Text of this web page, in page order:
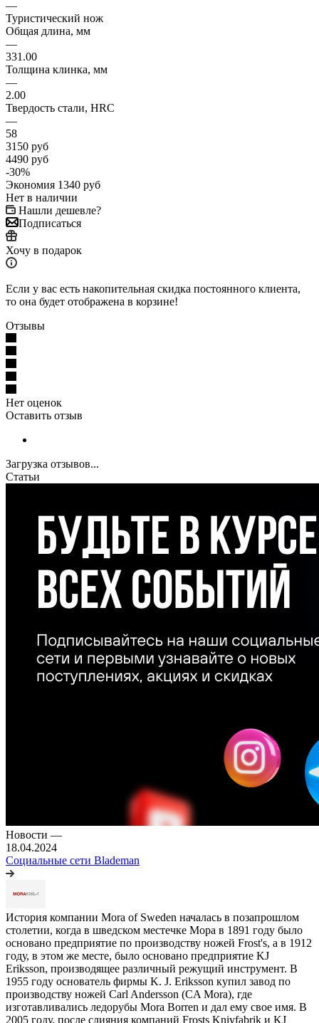
—
Туристический нож
Общая длина, мм
—
331.00
Толщина клинка, мм
—
2.00
Твердость стали, HRC
—
58
3150 руб
4490 руб
-30%
Экономия 1340 руб
Нет в наличии
Нашли дешевле?
Подписаться
Хочу в подарок
Если у вас есть накопительная скидка постоянного клиента,
то она будет отображена в корзине!
Отзывы
Нет оценок
Оставить отзыв
Загрузка отзывов...
Статьи
Новости —
18.04.2024
Социальные сети Blademan
История компании Mora of Sweden началась в позапрошлом
столетии, когда в шведском местечке Мора в 1891 году было
основано предприятие по производству ножей Frost's, а в 1912
году, в этом же месте, было основано предприятие KJ
Eriksson, производящее различный режущий инструмент. В
1955 году основатель фирмы K. J. Eriksson купил завод по
производству ножей Carl Andersson (CA Mora), где
изготавливались ледорубы Mora Borren и дал ему свое имя. В
2005 году, после слияния компаний Frosts Knivfabrik и KJ